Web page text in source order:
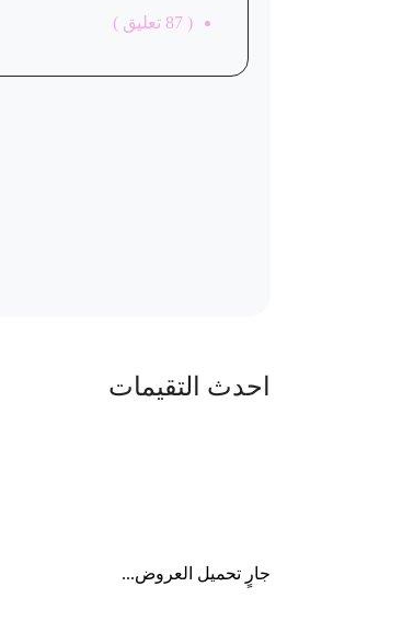
(
87 تعليق )
احدث التقيمات
جارٍ تحميل العروض...